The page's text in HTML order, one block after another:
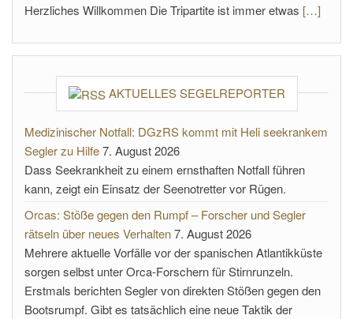
Herzliches Willkommen Die Tripartite ist immer etwas […]
AKTUELLES SEGELREPORTER
Medizinischer Notfall: DGzRS kommt mit Heli seekrankem
Segler zu Hilfe7. August 2026
Dass Seekrankheit zu einem ernsthaften Notfall führen
kann, zeigt ein Einsatz der Seenotretter vor Rügen.
Orcas: Stöße gegen den Rumpf – Forscher und Segler
rätseln über neues Verhalten7. August 2026
Mehrere aktuelle Vorfälle vor der spanischen Atlantikküste
sorgen selbst unter Orca-Forschern für Stirnrunzeln.
Erstmals berichten Segler von direkten Stößen gegen den
Bootsrumpf. Gibt es tatsächlich eine neue Taktik der